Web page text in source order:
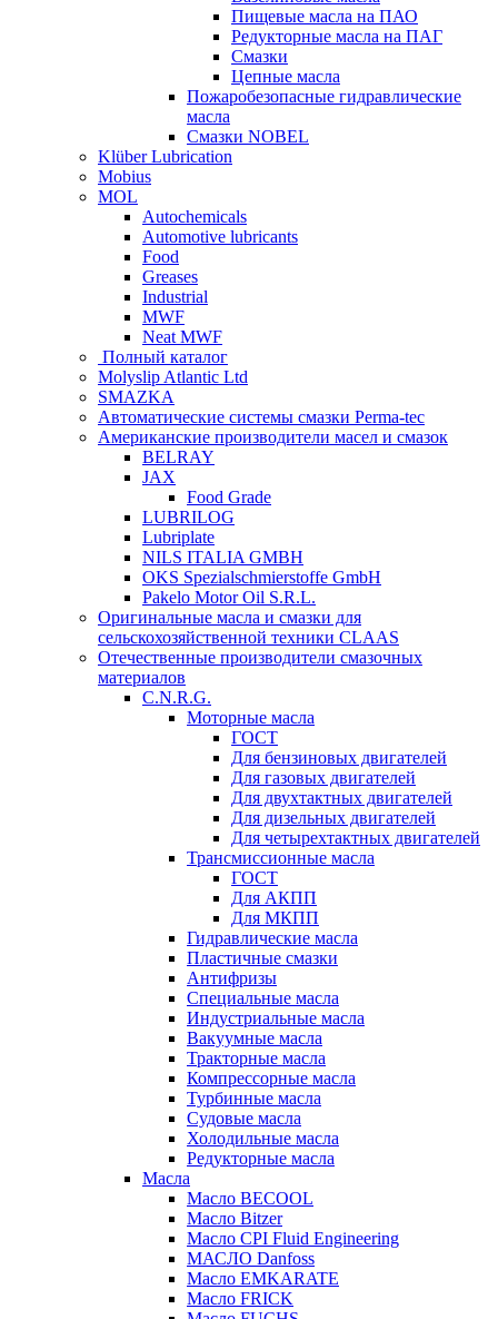
Пищевые масла на ПАО
Редукторные масла на ПАГ
Смазки
Цепные масла
Пожаробезопасные гидравлические
масла
Смазки NOBEL
Klüber Lubrication
Mobius
MOL
Autochemicals
Automotive lubricants
Food
Greases
Industrial
MWF
Neat MWF
Полный каталог
Molyslip Atlantic Ltd
SMAZKA
Автоматические системы смазки Perma-tec
Американские производители масел и смазок
BELRAY
JAX
Food Grade
LUBRILOG
Lubriplate
NILS ITALIA GMBH
OKS Spezialschmierstoffe GmbH
Pakelo Motor Oil S.R.L.
Оригинальные масла и смазки для
сельскохозяйственной техники CLAAS
Отечественные производители смазочных
материалов
C.N.R.G.
Моторные масла
ГОСТ
Для бензиновых двигателей
Для газовых двигателей
Для двухтактных двигателей
Для дизельных двигателей
Для четырехтактных двигателей
Трансмиссионные масла
ГОСТ
Для АКПП
Для МКПП
Гидравлические масла
Пластичные смазки
Антифризы
Специальные масла
Индустриальные масла
Вакуумные масла
Тракторные масла
Компрессорные масла
Турбинные масла
Судовые масла
Холодильные масла
Редукторные масла
Масла
Масло BECOOL
Масло Bitzer
Масло CPI Fluid Engineering
МАСЛО Danfoss
Масло EMKARATE
Масло FRICK